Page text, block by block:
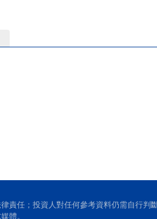
顧問、槓桿交易商、證券交易輔助
的項目編號:166、181、182)。
及行銷、客戶管理與服務等，所為
洗錢及打擊資恐等管控措施。
關之個人資料之類別」：(C001)辨識
術/受僱情形:（C061）現行之受僱
責任；投資人對任何參考資料仍需自行判
體。